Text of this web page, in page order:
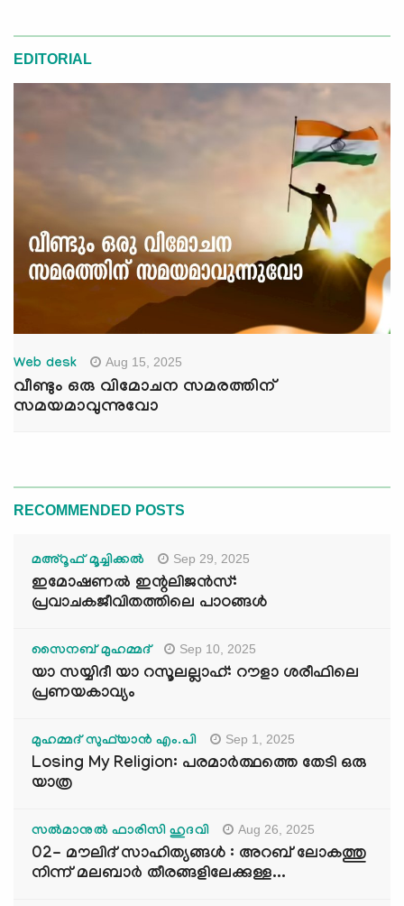
EDITORIAL
Web desk Aug 15, 2025
വീണ്ടും ഒരു വിമോചന സമരത്തിന്
സമയമാവുന്നുവോ
RECOMMENDED POSTS
മഅ്റൂഫ് മൂച്ചിക്കല്‍ Sep 29, 2025
ഇമോഷണൽ ഇന്റലിജൻസ്:
പ്രവാചകജീവിതത്തിലെ പാഠങ്ങൾ
സൈനബ് മുഹമ്മദ് Sep 10, 2025
യാ സയ്യിദീ യാ റസൂലല്ലാഹ്: റൗളാ ശരീഫിലെ
പ്രണയകാവ്യം
മുഹമ്മദ് സുഫ്‌യാൻ എം.പി Sep 1, 2025
Losing My Religion: പരമാർത്ഥത്തെ തേടി ഒരു
യാത്ര
സൽമാനുൽ ഫാരിസി ഹുദവി Aug 26, 2025
02- മൗലിദ് സാഹിത്യങ്ങൾ : അറബ് ലോകത്തു
നിന്ന് മലബാർ തീരങ്ങളിലേക്കുള്ള...